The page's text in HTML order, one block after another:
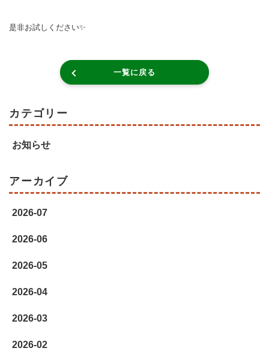
是非お試しください✨
一覧に戻る
カテゴリー
お知らせ
アーカイブ
2026-07
2026-06
2026-05
2026-04
2026-03
2026-02